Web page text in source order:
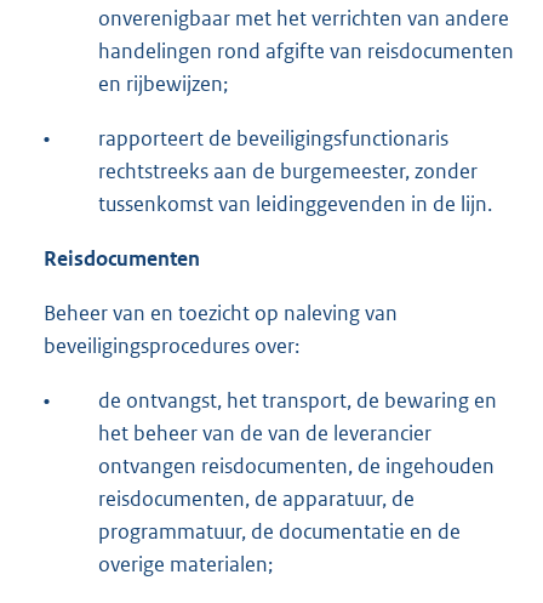
onverenigbaar met het verrichten van andere
handelingen rond afgifte van reisdocumenten
en rijbewijzen;
•
rapporteert de beveiligingsfunctionaris
rechtstreeks aan de burgemeester, zonder
tussenkomst van leidinggevenden in de lijn.
Reisdocumenten
Beheer van en toezicht op naleving van
beveiligingsprocedures over:
•
de ontvangst, het transport, de bewaring en
het beheer van de van de leverancier
ontvangen reisdocumenten, de ingehouden
reisdocumenten, de apparatuur, de
programmatuur, de documentatie en de
overige materialen;